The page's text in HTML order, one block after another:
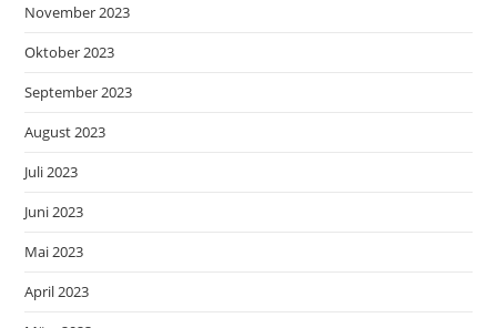
November 2023
Oktober 2023
September 2023
August 2023
Juli 2023
Juni 2023
Mai 2023
April 2023